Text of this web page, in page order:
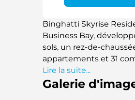
Binghatti Skyrise
Business Bay,
sols, un rez-de-
appartements et 31
studio au T4, auront
seront équipés de
projet représente un
Lire la suite...
Galerie